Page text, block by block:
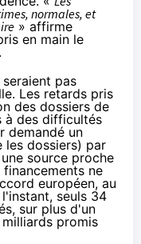
normales, et
» affirme
en main le
pas
Les retards pris
des dossiers de
à des difficultés
demandé un
les dossiers) par
source proche
ne
européen, au
seuls 34
sur plus d'un
promis